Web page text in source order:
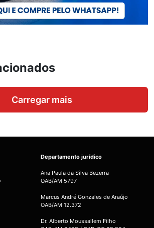
Carregar mais
Departamento jurídico
Ana Paula da Silva Bezerra
OAB/AM 5797
Marcus André Gonzales de Araújo
OAB/AM 12.372
Dr. Alberto Moussallem Filho